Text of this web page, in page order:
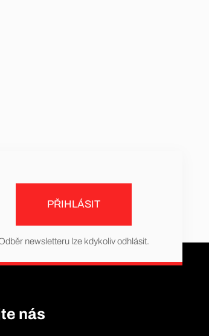
PŘIHLÁSIT
newsletteru lze kdykoliv odhlásit.
nás